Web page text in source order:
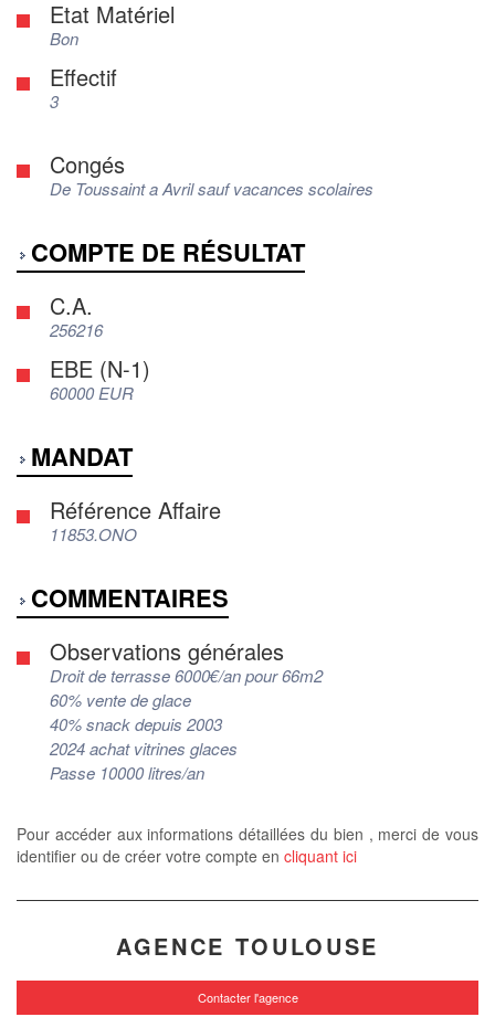
Etat Matériel
Bon
Effectif
3
Congés
De Toussaint a Avril sauf vacances scolaires
COMPTE DE RÉSULTAT
C.A.
256216
EBE (N-1)
60000 EUR
MANDAT
Référence Affaire
11853.ONO
COMMENTAIRES
Observations générales
Droit de terrasse 6000€/an pour 66m2
60% vente de glace
40% snack depuis 2003
2024 achat vitrines glaces
Passe 10000 litres/an
Pour accéder aux informations détaillées du bien , merci de vous
identifier ou de créer votre compte en cliquant ici
AGENCE TOULOUSE
Contacter l'agence